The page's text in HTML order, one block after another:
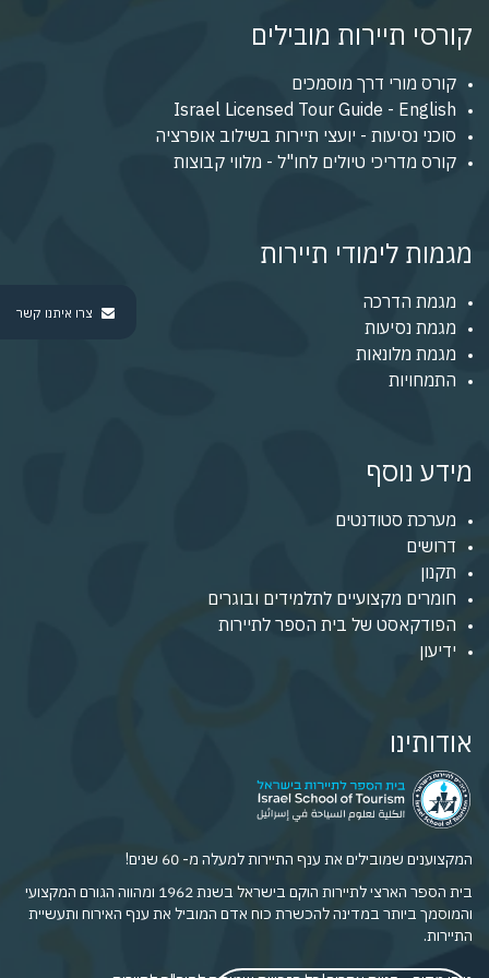
צרו איתנו קשר
קורסי תיירות מובילים
קורס מורי דרך מוסמכים
Israel Licensed Tour Guide - English
סוכני נסיעות - יועצי תיירות בשילוב אופרציה
קורס מדריכי טיולים לחו"ל - מלווי קבוצות
מגמות לימודי תיירות
מגמת הדרכה
מגמת נסיעות
מגמת מלונאות
התמחויות
מידע נוסף
מערכת סטודנטים
דרושים
תקנון
חומרים מקצועיים לתלמידים ובוגרים
הפודקאסט של בית הספר לתיירות
ידיעון
אודותינו
המקצוענים שמובילים את ענף התיירות למעלה מ- 60 שנים!
בית הספר הארצי לתיירות הוקם בישראל בשנת 1962 ומהווה הגורם המקצועי
והמוסמך ביותר במדינה להכשרת כוח אדם המוביל את ענף האירוח ותעשיית
התיירות.